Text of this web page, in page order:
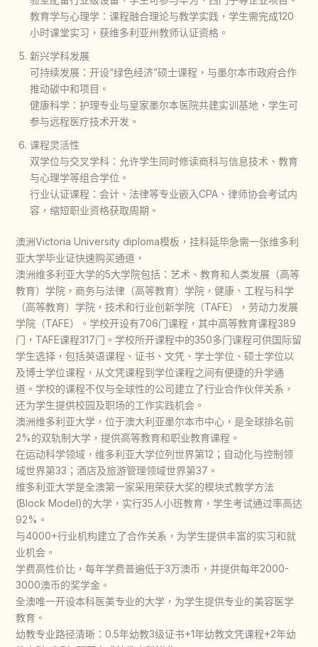
教育学与心理学：课程融合理论与教学实践，学生需完成120
小时课堂实习，获维多利亚州教师认证资格。
新兴学科发展
可持续发展：开设“绿色经济”硕士课程，与墨尔本市政府合作
推动碳中和项目。
健康科学：护理专业与皇家墨尔本医院共建实训基地，学生可
参与远程医疗技术开发。
课程灵活性
双学位与交叉学科：允许学生同时修读商科与信息技术、教育
与心理学等组合学位。
行业认证课程：会计、法律等专业嵌入CPA、律师协会考试内
容，缩短职业资格获取周期。
澳洲Victoria University diploma模板，挂科延毕急需一张维多利
亚大学毕业证快速购买通道，
澳洲维多利亚大学的5大学院包括：艺术、教育和人类发展（高等
教育）学院，商务与法律（高等教育）学院，健康、工程与科学
（高等教育）学院，技术和行业创新学院（TAFE），劳动力发展
学院（TAFE）。学校开设有706门课程，其中高等教育课程389
门，TAFE课程317门。学校所开课程中的350多门课程可供国际留
学生选择，包括英语课程、证书、文凭、学士学位、硕士学位以
及博士学位课程，从文凭课程到学位课程之间有便捷的升学通
道。学校的课程不仅与全球性的公司建立了行业合作伙伴关系，
还为学生提供校园及职场的工作实践机会。
澳洲维多利亚大学，位于澳大利亚墨尔本市中心，是全球排名前
2%的双轨制大学，提供高等教育和职业教育课程。
在运动科学领域，维多利亚大学位列世界第12；自动化与控制领
域世界第33；酒店及旅游管理领域世界第37。
维多利亚大学是全澳第一家采用荣获大奖的模块式教学方法
(Block Model)的大学，实行35人小班教育，学生考试通过率高达
92%。
与4000+行业机构建立了合作关系，为学生提供丰富的实习和就
业机会。
学费高性价比，每年学费普遍低于3万澳币，并提供每年2000-
3000澳币的奖学金。
全澳唯一开设本科医美专业的大学，为学生提供专业的美容医学
教育。
幼教专业路径清晰：0.5年幼教3级证书+1年幼教文凭课程+2年幼